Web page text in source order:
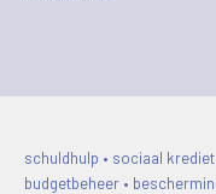
schuldhulp • sociaal krediet
budgetbeheer •